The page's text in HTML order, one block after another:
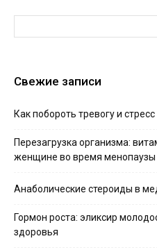
Свежие записи
Как побороть тревогу и стресс
Перезагрузка организма:
женщине во время менопаузы
Анаболические стероиды в
Гормон роста: эликсир
здоровья